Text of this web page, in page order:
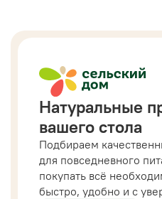
Натуральные
вашего стола
Подбираем
для повседневного
покупать всё
быстро, удобно и с